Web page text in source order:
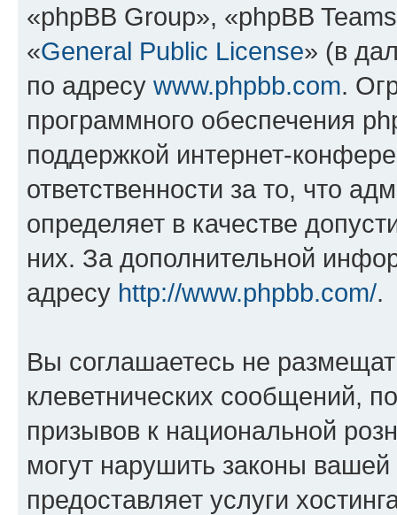
«phpBB Group», «phpBB
«General Public License» (в
по адресу www.phpbb.com.
программного обеспечения
поддержкой интернет-
ответственности за то, что
определяет в качестве
них. За дополнительной
адресу http://www.phpbb.com/.
Вы соглашаетесь не
клеветнических сообщений,
призывов к национальной
могут нарушить законы
предоставляет услуги